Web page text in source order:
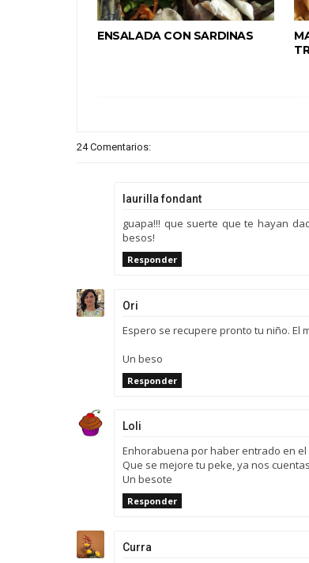
ENSALADA CON SARDINAS
24 Comentarios:
laurilla fondant
guapa!!! que suerte que te hayan
besos!
Responder
Ori
Espero se recupere pronto tu niño. El
Un beso
Responder
Loli
Enhorabuena por haber entrado en
Que se mejore tu peke, ya nos
Un besote
Responder
Curra